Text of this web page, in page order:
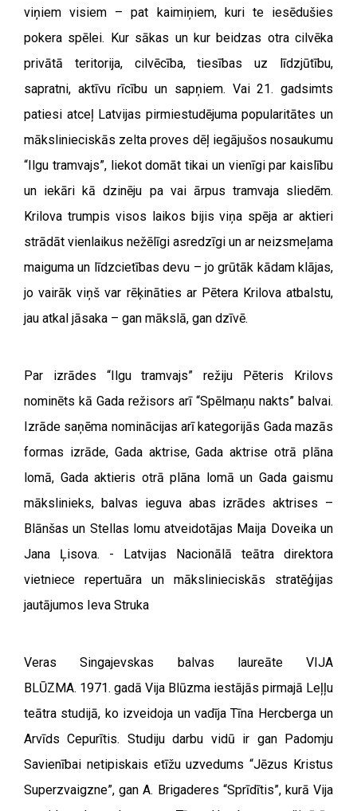
viņiem visiem – pat kaimiņiem, kuri te iesēdušies
pokera spēlei. Kur sākas un kur beidzas otra cilvēka
privātā teritorija, cilvēcība, tiesības uz līdzjūtību,
sapratni, aktīvu rīcību un sapņiem. Vai 21. gadsimts
patiesi atceļ Latvijas pirmiestudējuma popularitātes un
mākslinieciskās zelta proves dēļ iegājušos nosaukumu
“Ilgu tramvajs”, liekot domāt tikai un vienīgi par kaislību
un iekāri kā dzinēju pa vai ārpus tramvaja sliedēm.
Krilova trumpis visos laikos bijis viņa spēja ar aktieri
strādāt vienlaikus nežēlīgi asredzīgi un ar neizsmeļama
maiguma un līdzcietības devu – jo grūtāk kādam klājas,
jo vairāk viņš var rēķināties ar Pētera Krilova atbalstu,
jau atkal jāsaka – gan mākslā, gan dzīvē.
Par izrādes “Ilgu tramvajs” režiju Pēteris Krilovs
nominēts kā Gada režisors arī “Spēlmaņu nakts” balvai.
Izrāde saņēma nominācijas arī kategorijās Gada mazās
formas izrāde, Gada aktrise, Gada aktrise otrā plāna
lomā, Gada aktieris otrā plāna lomā un Gada gaismu
mākslinieks, balvas ieguva abas izrādes aktrises –
Blānšas un Stellas lomu atveidotājas Maija Doveika un
Jana Ļisova. - Latvijas Nacionālā teātra direktora
vietniece repertuāra un mākslinieciskās stratēģijas
jautājumos Ieva Struka
Veras Singajevskas balvas laureāte VIJA
BLŪZMA. 1971. gadā Vija Blūzma iestājās pirmajā Leļļu
teātra studijā, ko izveidoja un vadīja Tīna Hercberga un
Arvīds Cepurītis. Studiju darbu vidū ir gan Padomju
Savienībai netipiskais etīžu uzvedums “Jēzus Kristus
Superzvaigzne”, gan A. Brigaderes “Sprīdītis”, kurā Vija